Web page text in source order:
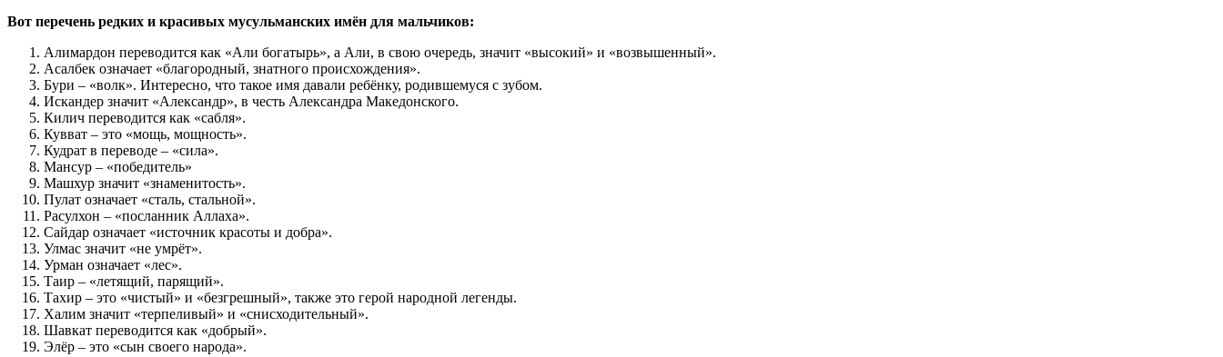
Вот перечень редких и красивых мусульманских имён для мальчиков:
Алимардон переводится как «Али богатырь», а Али, в свою очередь, значит «высокий» и «возвышенный».
Асалбек означает «благородный, знатного происхождения».
Бури – «волк». Интересно, что такое имя давали ребёнку, родившемуся с зубом.
Искандер значит «Александр», в честь Александра Македонского.
Килич переводится как «сабля».
Кувват – это «мощь, мощность».
Кудрат в переводе – «сила».
Мансур – «победитель»
Машхур значит «знаменитость».
Пулат означает «сталь, стальной».
Расулхон – «посланник Аллаха».
Сайдар означает «источник красоты и добра».
Улмас значит «не умрёт».
Урман означает «лес».
Таир – «летящий, парящий».
Тахир – это «чистый» и «безгрешный», также это герой народной легенды.
Халим значит «терпеливый» и «снисходительный».
Шавкат переводится как «добрый».
Элёр – это «сын своего народа».